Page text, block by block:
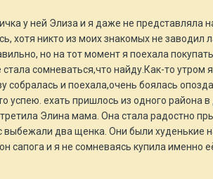
у ней Элиза и я даже не представляла
никто из моих знакомых не заводил
но на тот момент я поехала
сомневаться,что найду.Как-то утром
и поехала,очень боялась
ехать пришлось из одного района в
Элина мама. Она стала радостно
два щенка. Они были худенькие
и я не сомневаясь купила именно